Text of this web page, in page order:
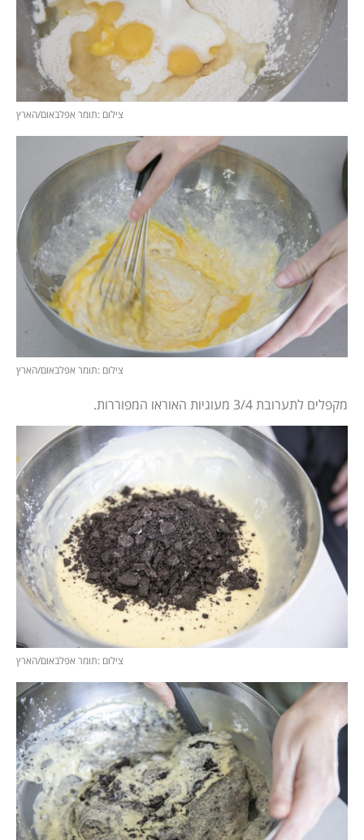
צילום :תומר אפלבאום/הארץ
צילום :תומר אפלבאום/הארץ
מקפלים לתערובת 3/4 מעוגיות האוראו המפוררות.
צילום :תומר אפלבאום/הארץ